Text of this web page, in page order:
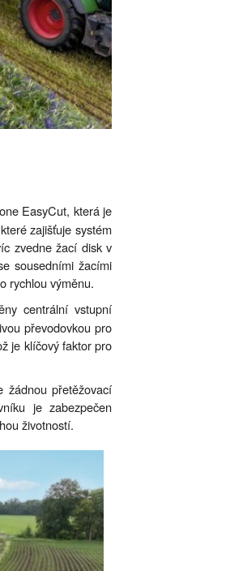
EasyCut, která je
zajišťuje systém
zvedne žací disk v
sousedními žacími
rychlou výměnu.
centrální vstupní
převodovkou pro
je klíčový faktor pro
žádnou přetěžovací
je zabezpečen
životností.